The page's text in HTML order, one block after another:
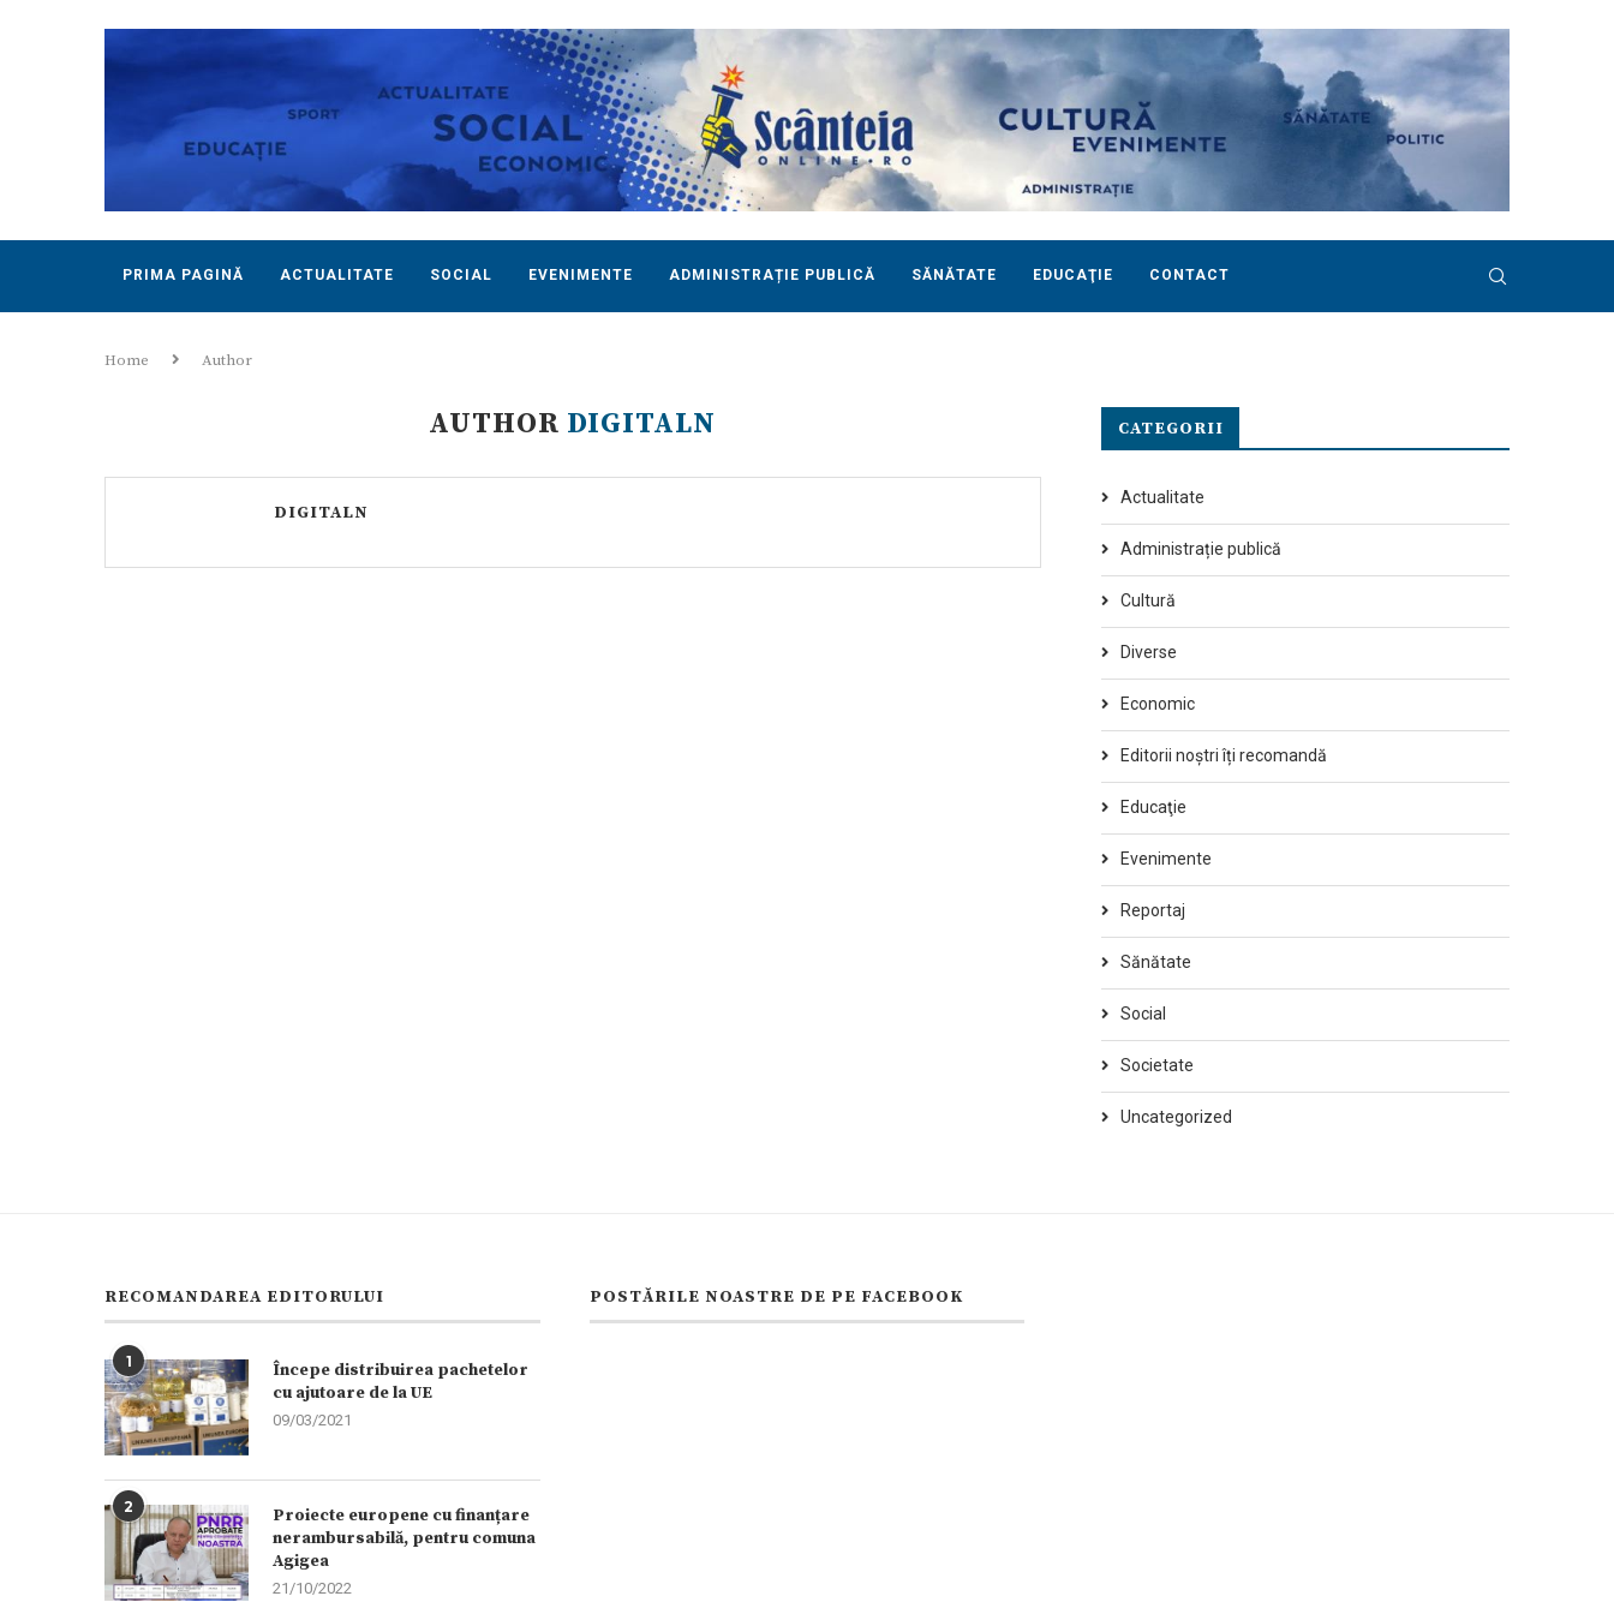
PRIMA PAGINĂ ACTUALITATE SOCIAL EVENIMENTE ADMINISTRAȚIE PUBLICĂ SĂNĂTATE EDUCAŢIE CONTACT
Home Author
AUTHOR DIGITALN
DIGITALN
CATEGORII
Actualitate
Administrație publică
Cultură
Diverse
Economic
Editorii noștri îți recomandă
Educaţie
Evenimente
Reportaj
Sănătate
Social
Societate
Uncategorized
RECOMANDAREA EDITORULUI
1
Începe distribuirea pachetelor
cu ajutoare de la UE
09/03/2021
2
Proiecte europene cu finanțare
nerambursabilă, pentru comuna
Agigea
21/10/2022
POSTĂRILE NOASTRE DE PE FACEBOOK